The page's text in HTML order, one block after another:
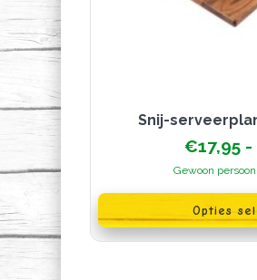
Snij-
€17,95 -
Gewoon
Opties
product
heeft
meerdere
variaties.